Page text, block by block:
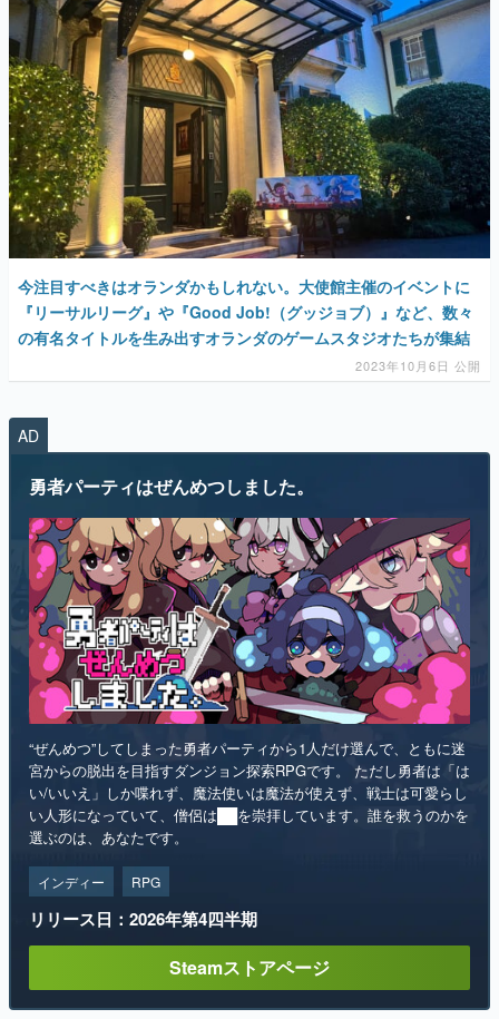
若ゲのいたり〜ゲームクリエイターの青春〜
『うつヌケ』『ペンと箸』等で知られるマンガ家・田中圭
一先生によるゲーム業界レポートマンガです。
なんでゲームは面白い？
ゲーム開発者・hamatsu氏がゲームの魅力を画面や操作の
具体的な形から解き明かしていく、硬派で骨太な評論連載
です。
ゲームが変えた日本語
「経験値」「裏技」「ラスボス」… ゲームにまつわる言葉
の起源や用法の変遷を、コンピューター文化史研究家・タ
イニーP氏が徹底調査。
カテゴリ
特集記事
マンガ
女性向け
アプリレビュー
その他
電ファミニコゲーマーとは？
運営：株式会社マレ
今注目すべきはオランダかもしれない。大使館主催のイベントに
『リーサルリーグ』や『Good Job!（グッジョブ）』など、数々
の有名タイトルを生み出すオランダのゲームスタジオたちが集結
2023年10月6日 公開
AD
勇者パーティはぜんめつしました。
“ぜんめつ”してしまった勇者パーティから1人だけ選んで、ともに迷
宮からの脱出を目指すダンジョン探索RPGです。 ただし勇者は「は
い/いいえ」しか喋れず、魔法使いは魔法が使えず、戦士は可愛らし
い人形になっていて、僧侶は██を崇拝しています。誰を救うのかを
選ぶのは、あなたです。
インディー RPG
リリース日：2026年第4四半期
Steamストアページ